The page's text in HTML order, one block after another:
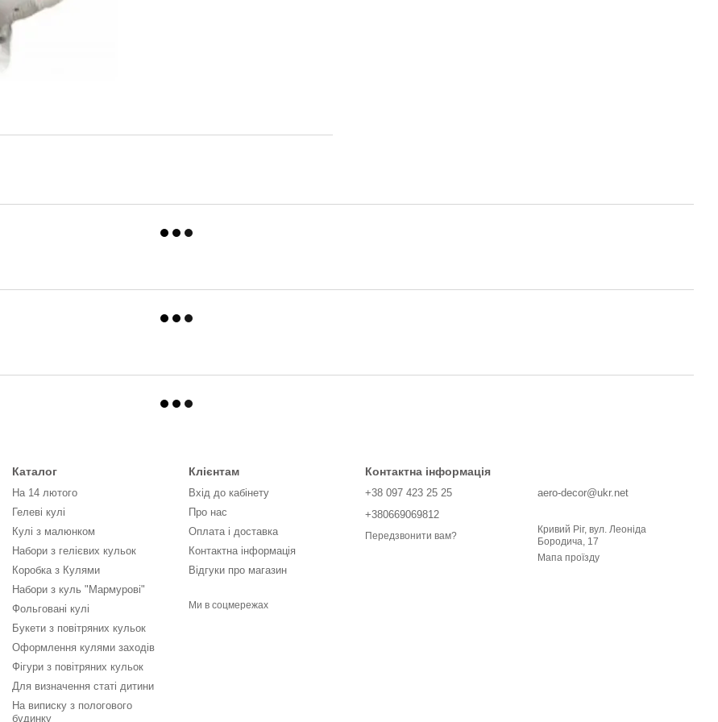
Каталог
На 14 лютого
Гелеві кулі
Кулі з малюнком
Набори з гелієвих кульок
Коробка з Кулями
Набори з куль "Мармурові"
Фольговані кулі
Букети з повітряних кульок
Оформлення кулями заходів
Фігури з повітряних кульок
Для визначення статі дитини
На виписку з пологового
будинку
Клієнтам
Вхід до кабінету
Про нас
Оплата і доставка
Контактна інформація
Відгуки про магазин
Ми в соцмережах
Контактна інформація
+38 097 423 25 25
+380669069812
Передзвонити вам?
aero-decor@ukr.net
Кривий Ріг, вул. Леоніда
Бородича, 17
Мапа проїзду